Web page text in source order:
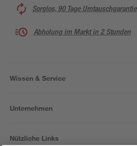
Sorglos, 90 Tage Umtauschgarantie
Abholung im Markt in 2 Stunden
Wissen & Service
Unternehmen
Nützliche Links